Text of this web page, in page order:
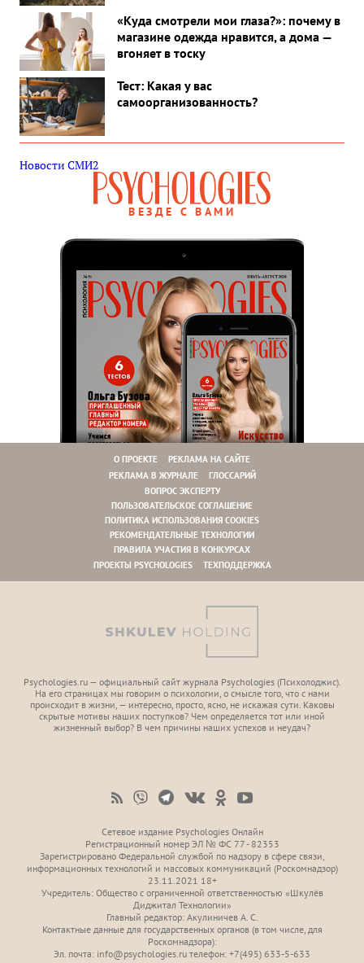
«Куда смотрели мои глаза?»: почему в
магазине одежда нравится, а дома —
вгоняет в тоску
Тест: Какая у вас
самоорганизованность?
Новости СМИ2
ВЕЗДЕ С ВАМИ
О ПРОЕКТЕ
РЕКЛАМА НА САЙТЕ
РЕКЛАМА В ЖУРНАЛЕ
ГЛОССАРИЙ
ВОПРОС ЭКСПЕРТУ
ПОЛЬЗОВАТЕЛЬСКОЕ СОГЛАШЕНИЕ
ПОЛИТИКА ИСПОЛЬЗОВАНИЯ COOKIES
РЕКОМЕНДАТЕЛЬНЫЕ ТЕХНОЛОГИИ
ПРАВИЛА УЧАСТИЯ В КОНКУРСАХ
ПРОЕКТЫ PSYCHOLOGIES
ТЕХПОДДЕРЖКА
Psychologies.ru — официальный сайт журнала Psychologies (Психoлоджиc).
На его страницах мы говорим о психологии, о смысле того, что с нами
происходит в жизни, — интересно, просто, ясно, не искажая сути. Каковы
скрытые мотивы наших поступков? Чем определяется тот или иной
жизненный выбор? В чем причины наших успехов и неудач?
Сетевое издание Psychologies Онлайн
Регистрационный номер ЭЛ № ФС 77 - 82353
Зарегистрировано Федеральной службой по надзору в сфере связи,
информационных технологий и массовых коммуникаций (Роскомнадзор)
23.11.2021 18+
Учредитель: Общество с ограниченной ответственностью «Шкулёв
Диджитал Технологии»
Главный редактор: Акулиничев А. С.
Контактные данные для государственных органов (в том числе, для
Роскомнадзора):
Эл. почта: info@psychologies.ru телефон: +7(495) 633-5-633